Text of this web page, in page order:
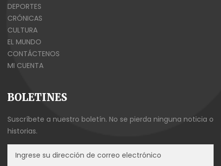
DEPORTES
CRÓNICAS
CULTURA
EL MUNDO
CONTÁCTENOS
MI CUENTA
BOLETINES
Suscríbete a nuestro boletín. No se pierda ninguna noticia o
historias.